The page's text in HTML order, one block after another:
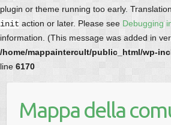
plugin or theme running too early.
init action or later. Please see Debugging
information. (This message was added in
/home/mappaintercult/public_html/wp-
line 6170
Mappa della